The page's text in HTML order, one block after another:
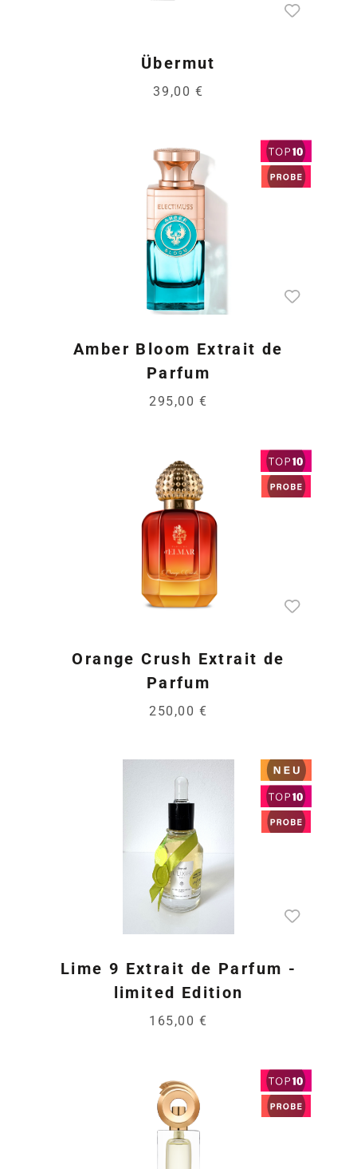
Übermut
39,00 €
Amber Bloom Extrait de
Parfum
295,00 €
Orange Crush Extrait de
Parfum
250,00 €
Lime 9 Extrait de Parfum -
limited Edition
165,00 €